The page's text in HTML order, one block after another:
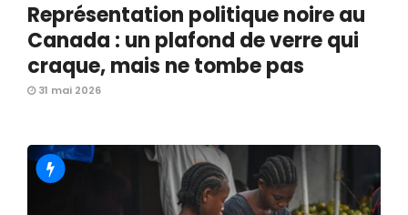
Représentation politique noire au
Canada : un plafond de verre qui
craque, mais ne tombe pas
31 mai 2026